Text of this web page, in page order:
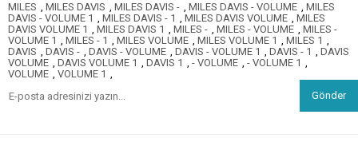
MILES , MILES DAVIS , MILES DAVIS - , MILES DAVIS - VOLUME , MILES
DAVIS - VOLUME 1 , MILES DAVIS - 1 , MILES DAVIS VOLUME , MILES
DAVIS VOLUME 1 , MILES DAVIS 1 , MILES - , MILES - VOLUME , MILES -
VOLUME 1 , MILES - 1 , MILES VOLUME , MILES VOLUME 1 , MILES 1 ,
DAVIS , DAVIS - , DAVIS - VOLUME , DAVIS - VOLUME 1 , DAVIS - 1 , DAVIS
VOLUME , DAVIS VOLUME 1 , DAVIS 1 , - VOLUME , - VOLUME 1 ,
VOLUME , VOLUME 1 ,
Gönder